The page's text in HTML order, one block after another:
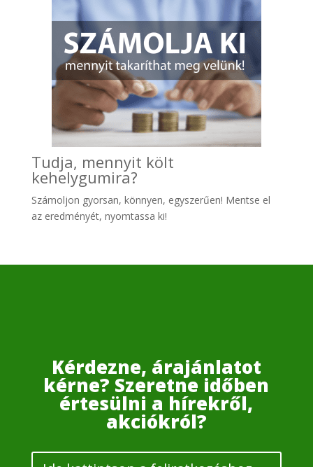
Tudja, mennyit költ
kehelygumira?
Számoljon gyorsan, könnyen, egyszerűen! Mentse el
az eredményét, nyomtassa ki!
Kérdezne, árajánlatot
kérne? Szeretne időben
értesülni a hírekről,
akciókról?